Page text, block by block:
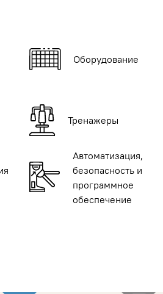
Оборудование
Тренажеры
Автоматизация,
безопасность и
программное
обеспечение